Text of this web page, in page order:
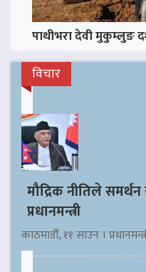
पाथीभरा देवी मुकुम्लुङ
विचार
मौद्रिक नीतिले
प्रधानमन्त्री
काठमाडौँ, ११ साउन ।